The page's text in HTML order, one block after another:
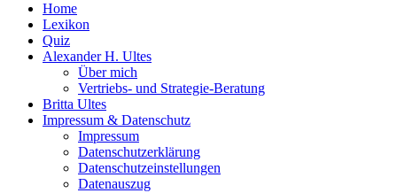
Home
Lexikon
Quiz
Alexander H. Ultes
Über mich
Vertriebs- und Strategie-Beratung
Britta Ultes
Impressum & Datenschutz
Impressum
Datenschutzerklärung
Datenschutzeinstellungen
Datenauszug